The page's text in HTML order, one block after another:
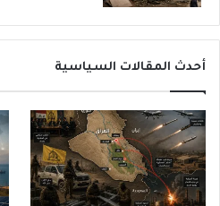
أحدث المقالات السياسية